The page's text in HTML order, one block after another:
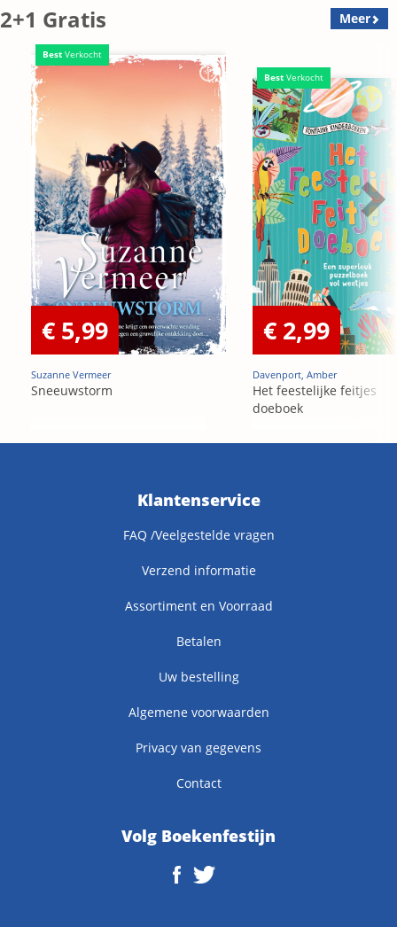
2+1 Gratis Meer
Best Verkocht
€ 5,99
Suzanne Vermeer
Sneeuwstorm
Best Verkocht
€ 2,99
Davenport, Amber
Het feestelijke feitjes
doeboek
Klantenservice
FAQ /Veelgestelde vragen
Verzend informatie
Assortiment en Voorraad
Betalen
Uw bestelling
Algemene voorwaarden
Privacy van gegevens
Contact
Volg Boekenfestijn